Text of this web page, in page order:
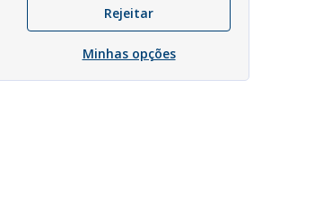
Rejeitar
Minhas opções